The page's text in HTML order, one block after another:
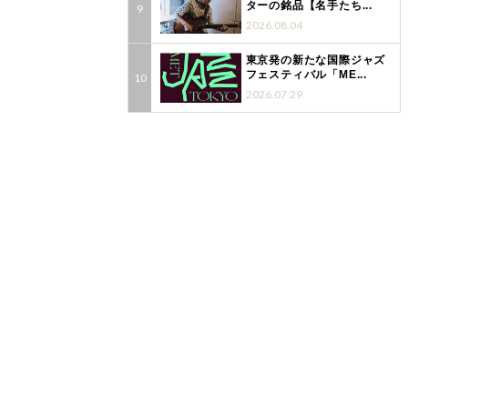
ターの銘品【名手たち...
2026.08.04
東京発の新たな国際ジャズ
フェスティバル「ME...
2026.07.29